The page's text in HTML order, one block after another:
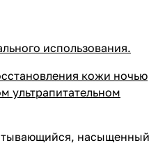
использования.
кожи ночью
ультрапитательном
насыщенный